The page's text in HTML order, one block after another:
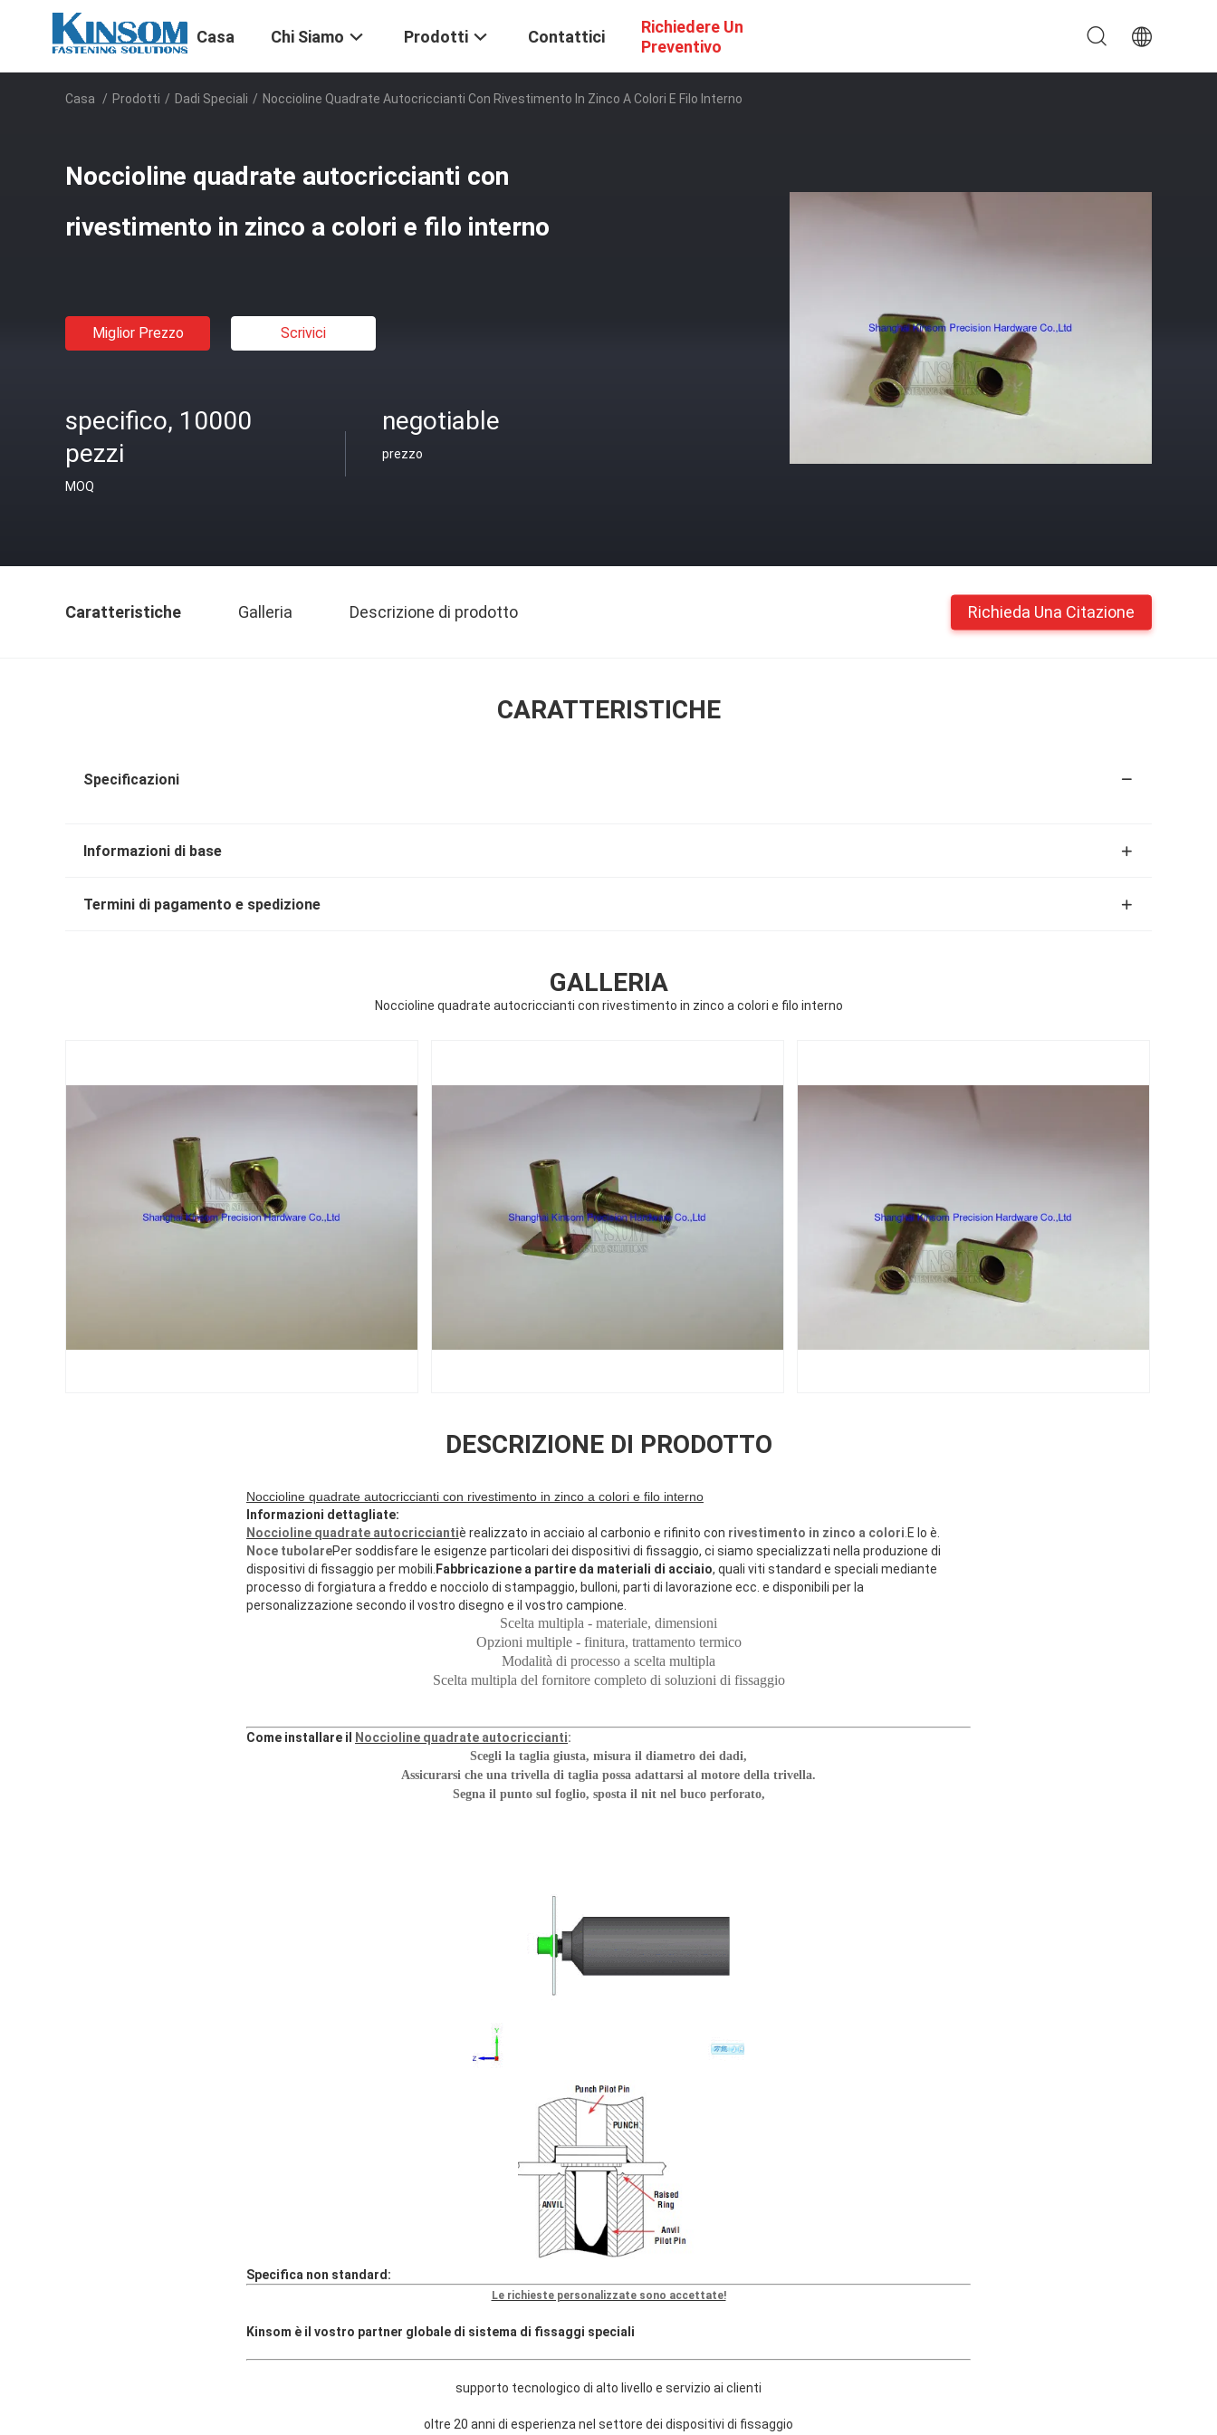
Casa Chi Siamo Prodotti Contattici
Richiedere Un
Preventivo
Casa / Prodotti / Dadi Speciali / Noccioline Quadrate Autocriccianti Con Rivestimento In Zinco A Colori E Filo Interno
Noccioline quadrate autocriccianti con
rivestimento in zinco a colori e filo interno
Miglior Prezzo Scrivici
specifico, 10000
pezzi
MOQ
negotiable
prezzo
Caratteristiche Galleria Descrizione di prodotto Richieda Una Citazione
CARATTERISTICHE
Specificazioni
Informazioni di base
Termini di pagamento e spedizione
GALLERIA
Noccioline quadrate autocriccianti con rivestimento in zinco a colori e filo interno
DESCRIZIONE DI PRODOTTO
Noccioline quadrate autocriccianti con rivestimento in zinco a colori e filo interno
Informazioni dettagliate:
Noccioline quadrate autocricciantiè realizzato in acciaio al carbonio e rifinito con rivestimento in zinco a colori E lo è.
Noce tubolarePer soddisfare le esigenze particolari dei dispositivi di fissaggio, ci siamo specializzati nella produzione di
dispositivi di fissaggio per mobili. Fabbricazione a partire da materiali di acciaio, quali viti standard e speciali mediante
processo di forgiatura a freddo e nocciolo di stampaggio, bulloni, parti di lavorazione ecc. e disponibili per la
personalizzazione secondo il vostro disegno e il vostro campione.
Scelta multipla - materiale, dimensioni
Opzioni multiple - finitura, trattamento termico
Modalità di processo a scelta multipla
Scelta multipla del fornitore completo di soluzioni di fissaggio
Come installare il Noccioline quadrate autocriccianti:
Scegli la taglia giusta, misura il diametro dei dadi,
Assicurarsi che una trivella di taglia possa adattarsi al motore della trivella.
Segna il punto sul foglio, sposta il nit nel buco perforato,
Specifica non standard:
Le richieste personalizzate sono accettate!
Kinsom è il vostro partner globale di sistema di fissaggi speciali
supporto tecnologico di alto livello e servizio ai clienti
oltre 20 anni di esperienza nel settore dei dispositivi di fissaggio